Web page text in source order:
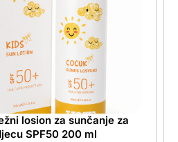
losion za sunčanje za
SPF50 200 ml